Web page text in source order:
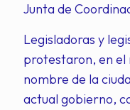
Junta de
Legisladoras y
protestaron, en el
nombre de la
actual gobierno,